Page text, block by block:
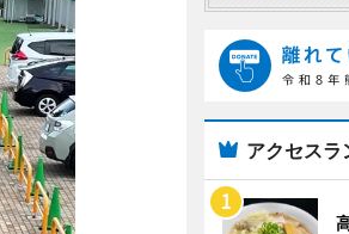
アクセスラ